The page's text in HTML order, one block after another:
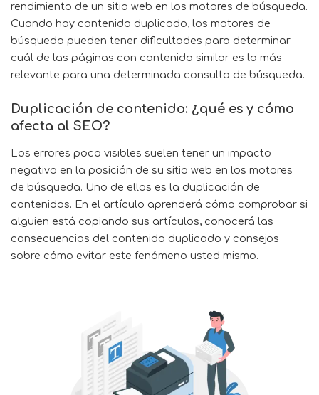
rendimiento de un sitio web en los motores de búsqueda.
Cuando hay contenido duplicado, los motores de
búsqueda pueden tener dificultades para determinar
cuál de las páginas con contenido similar es la más
relevante para una determinada consulta de búsqueda.
Duplicación de contenido: ¿qué es y cómo
afecta al SEO?
Los errores poco visibles suelen tener un impacto
negativo en la posición de su sitio web en los motores
de búsqueda. Uno de ellos es la duplicación de
contenidos. En el artículo aprenderá cómo comprobar si
alguien está copiando sus artículos, conocerá las
consecuencias del contenido duplicado y consejos
sobre cómo evitar este fenómeno usted mismo.